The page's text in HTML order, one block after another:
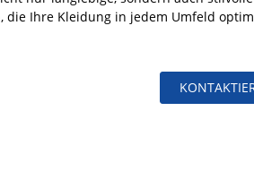
die Ihre Kleidung in jedem Umfeld